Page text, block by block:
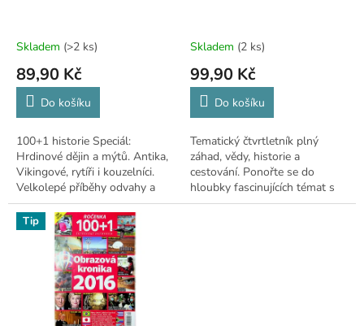
Skladem (>2 ks)
89,90 Kč
Do košíku
100+1 historie Speciál:
Hrdinové dějin a mýtů. Antika,
Vikingové, rytíři i kouzelníci.
Velkolepé příběhy odvahy a
magie.
Skladem (2 ks)
99,90 Kč
Do košíku
Tematický čtvrtletník plný
záhad, vědy, historie a
cestování. Ponořte se do
hloubky fascinujících témat s
magazínem 100+1 Speciál!
Tip